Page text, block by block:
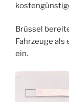
Brüssel
Fahrzeuge
ein.